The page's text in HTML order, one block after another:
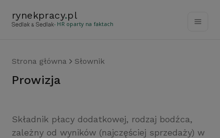
rynekpracy.pl
- HR oparty na faktach
Strona główna Słownik
prowizja
Składnik płacy dodatkowej, rodzaj bodźca,
zależny od wyników (najczęściej sprzedaży) w